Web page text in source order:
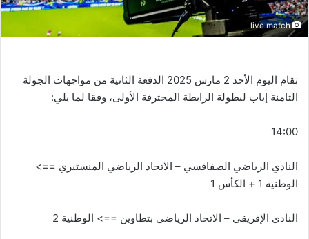
live match
تقام اليوم الأحد 2 مارس 2025 الدفعة الثانية من مواجهات الجولة
الثامنة إياب لبطولة الرابطة المحترفة الأولى، وفقا لما يلي:
14:00
النادي الرياضي الصفاقسي – الاتحاد الرياضي المنستيري ==>
الوطنية 1 + الكأس 1
النادي الإفريقي – الاتحاد الرياضي بتطاوين ==> الوطنية 2